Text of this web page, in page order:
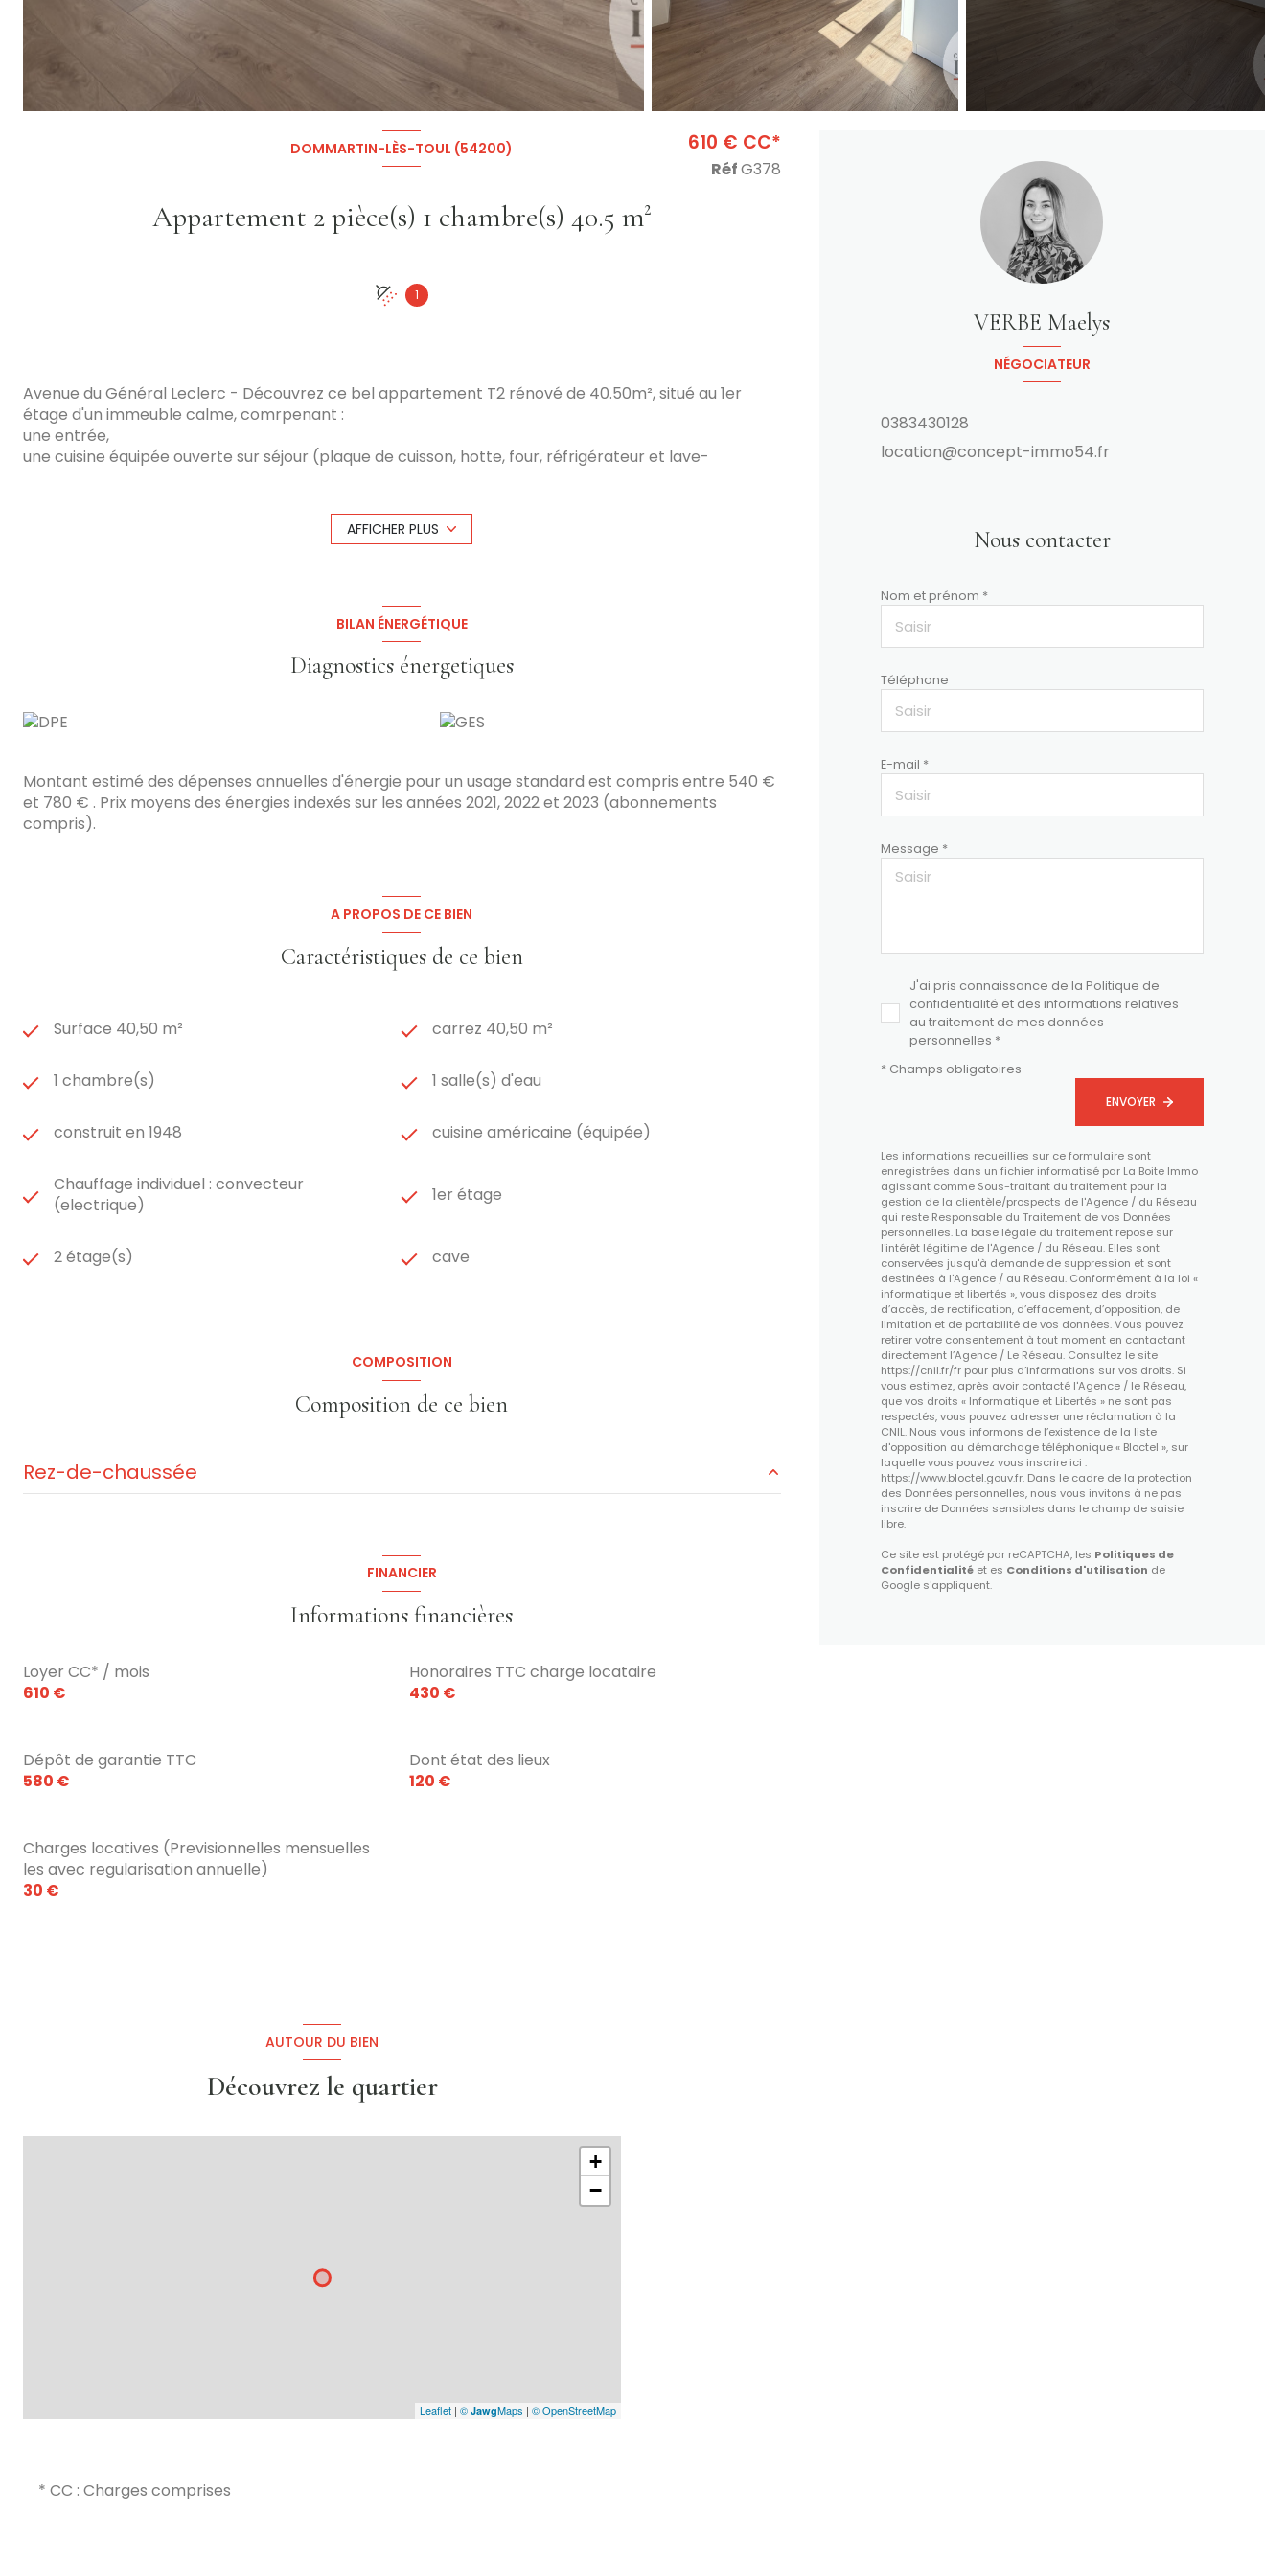
DOMMARTIN-LÈS-TOUL (54200)
Appartement 2 pièce(s) 1 chambre(s) 40.5 m²
1
610 € CC*
RéfG378
Avenue du Général Leclerc - Découvrez ce bel appartement T2 rénové de 40.50m², situé au 1er
étage d'un immeuble calme, comrpenant :
une entrée,
une cuisine équipée ouverte sur séjour (plaque de cuisson, hotte, four, réfrigérateur et lave-
580 € + 30 € de provisions sur charges avec régularisation annuelle (eau, taxe d’enlèvement
des ordures ménagères et électricité des parties communes).
en 3 fois sans frais !
Les informations sur les risques auxquels ce bien est exposé sont disponibles sur le site Géorisques :
AFFICHER PLUS
BILAN ÉNERGÉTIQUE
Diagnostics énergetiques
Montant estimé des dépenses annuelles d'énergie pour un usage standard est compris entre 540 €
et 780 € . Prix moyens des énergies indexés sur les années 2021, 2022 et 2023 (abonnements
compris).
A PROPOS DE CE BIEN
Caractéristiques de ce bien
Surface 40,50 m² carrez 40,50 m²
1 chambre(s) 1 salle(s) d'eau
construit en 1948 cuisine américaine (équipée)
Chauffage individuel : convecteur
(electrique)
1er étage
2 étage(s) cave
COMPOSITION
Composition de ce bien
Rez-de-chaussée
FINANCIER
Informations financières
Loyer CC* / mois
610 €
Honoraires TTC charge locataire
430 €
Dont état des lieux
120 €
Dépôt de garantie TTC
580 €
Charges locatives (Previsionnelles mensuelles
les avec regularisation annuelle)
30 €
NÉGOCIATEUR
VERBE Maelys
0383430128
location@concept-immo54.fr
Nous contacter
Nom et prénom *
Téléphone
E-mail *
Message *
J'ai pris connaissance de la Politique de
confidentialité et des informations relatives
au traitement de mes données
personnelles *
* Champs obligatoires
ENVOYER
Les informations recueillies sur ce formulaire sont
enregistrées dans un fichier informatisé par La Boite Immo
agissant comme Sous-traitant du traitement pour la
gestion de la clientèle/prospects de l'Agence / du Réseau
qui reste Responsable du Traitement de vos Données
personnelles. La base légale du traitement repose sur
l'intérêt légitime de l'Agence / du Réseau. Elles sont
conservées jusqu'à demande de suppression et sont
destinées à l'Agence / au Réseau. Conformément à la loi «
informatique et libertés », vous disposez des droits
d’accès, de rectification, d’effacement, d’opposition, de
limitation et de portabilité de vos données. Vous pouvez
retirer votre consentement à tout moment en contactant
directement l’Agence / Le Réseau. Consultez le site
https://cnil.fr/frpour plus d’informations sur vos droits. Si
vous estimez, après avoir contacté l'Agence / le Réseau,
que vos droits « Informatique et Libertés » ne sont pas
respectés, vous pouvez adresser une réclamation à la
CNIL. Nous vous informons de l’existence de la liste
d'opposition au démarchage téléphonique « Bloctel », sur
laquelle vous pouvez vous inscrire ici :
https://www.bloctel.gouv.fr. Dans le cadre de la protection
des Données personnelles, nous vous invitons à ne pas
inscrire de Données sensibles dans le champ de saisie
libre.
Ce site est protégé par reCAPTCHA, les Politiques de
Confidentialitéet es Conditions d'utilisation de
Google s'appliquent.
AUTOUR DU BIEN
Découvrez le quartier
+
−
Leaflet | © JawgMaps | © OpenStreetMap
* CC : Charges comprises